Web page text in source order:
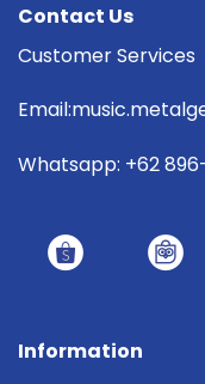
Information
Contact Us
Customer Services
Whatsapp: +62